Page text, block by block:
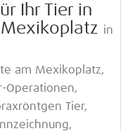
Ihr Tier in
in
am Mexikoplatz,
Operationen,
Tier,